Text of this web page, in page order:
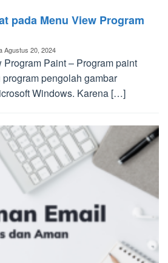
pada Menu View Program
Agustus 20, 2024
Paint – Program paint
pengolah gambar
Windows. Karena […]